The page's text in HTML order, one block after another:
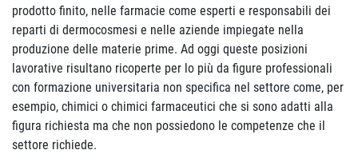
prodotto finito, nelle farmacie come esperti e responsabili dei
reparti di dermocosmesi e nelle aziende impiegate nella
produzione delle materie prime. Ad oggi queste posizioni
lavorative risultano ricoperte per lo più da figure professionali
con formazione universitaria non specifica nel settore come, per
esempio, chimici o chimici farmaceutici che si sono adatti alla
figura richiesta ma che non possiedono le competenze che il
settore richiede.